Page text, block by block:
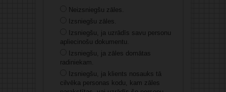
Neizsniegšu zāles.
Izsniegšu zāles.
Izsniegšu, ja uzrādīs savu personu
apliecinošu dokumentu.
Izsniegšu, ja zāles domātas
radiniekam.
Izsniegšu, ja klients nosauks tā
cilvēka personas kodu, kam zāles